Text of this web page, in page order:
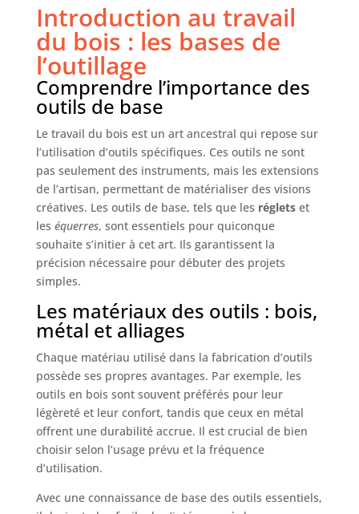
Introduction au travail
du bois : les bases de
l’outillage
Comprendre l’importance des
outils de base
Le travail du bois est un art ancestral qui repose sur
l’utilisation d’outils spécifiques. Ces outils ne sont
pas seulement des instruments, mais les extensions
de l’artisan, permettant de matérialiser des visions
créatives. Les outils de base, tels que les régletset
les équerres, sont essentiels pour quiconque
souhaite s’initier à cet art. Ils garantissent la
précision nécessaire pour débuter des projets
simples.
Les matériaux des outils : bois,
métal et alliages
Chaque matériau utilisé dans la fabrication d’outils
possède ses propres avantages. Par exemple, les
outils en bois sont souvent préférés pour leur
légèreté et leur confort, tandis que ceux en métal
offrent une durabilité accrue. Il est crucial de bien
choisir selon l’usage prévu et la fréquence
d’utilisation.
Avec une connaissance de base des outils essentiels,